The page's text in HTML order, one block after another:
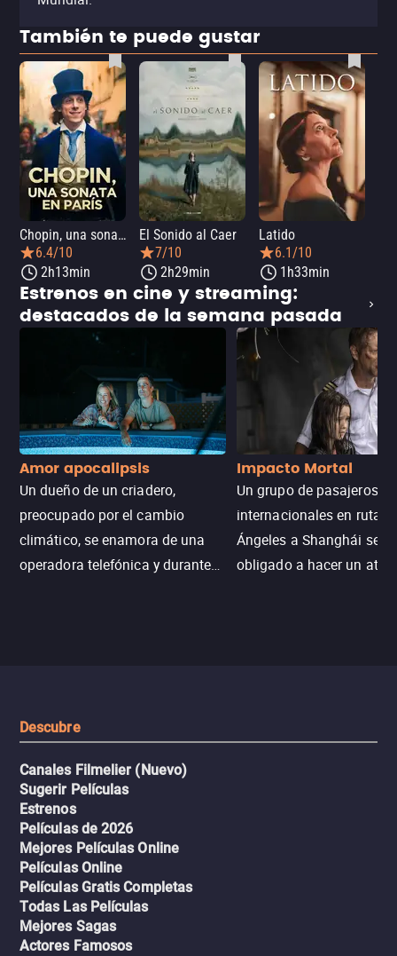
También te puede gustar
Chopin, una sonata en París
6.4/10
2h13min
El Sonido al Caer
7/10
2h29min
Latido
6.1/10
1h33min
Estrenos en cine y streaming:
destacados de la semana pasada
Amor apocalipsis
Un dueño de un criadero,
preocupado por el cambio
climático, se enamora de una
operadora telefónica y durante
Impacto Mortal
Un grupo de pasajeros
internacionales en ruta
Ángeles a Shanghái se ve
obligado a hacer un
Descubre
Canales Filmelier (Nuevo)
Sugerir Películas
Estrenos
Películas de 2026
Mejores Películas Online
Películas Online
Películas Gratis Completas
Todas Las Películas
Mejores Sagas
Actores Famosos